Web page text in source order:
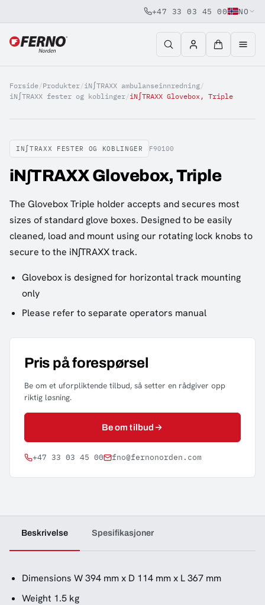
Jump to content
+47 33 03 45 00 NO
Forside/Produkter/iN∫TRAXX ambulanseinnredning/
iN∫TRAXX fester og koblinger/iN∫TRAXX Glovebox, Triple
IN∫TRAXX FESTER OG KOBLINGER F90100
iN∫TRAXX Glovebox, Triple
The Glovebox Triple holder accepts and secures most
sizes of standard glove boxes. Designed to be easily
cleaned, load and mount using our rotating lock knobs to
secure to the iN∫TRAXX track.
Glovebox is designed for horizontal track mounting
only
Please refer to separate operators manual
Pris på forespørsel
Be om et uforpliktende tilbud, så setter en rådgiver opp
riktig løsning.
Be om tilbud
+47 33 03 45 00 fno@fernonorden.com
Beskrivelse Spesifikasjoner
Dimensions W 394 mm x D 114 mm x L 367 mm
Weight 1.5 kg